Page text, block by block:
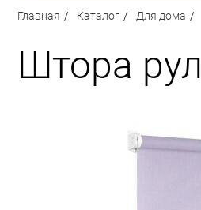
Для дома
Сантехника
Для дачи и отдыха
Строительство и ремонт
Главная Каталог Для дома
Штора